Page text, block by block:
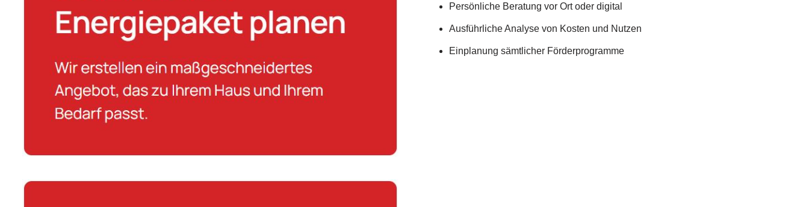
Persönliche Beratung vor Ort oder digital
Ausführliche Analyse von Kosten und Nutzen
Einplanung sämtlicher Förderprogramme